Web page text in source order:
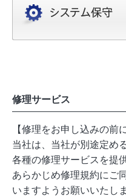
修理サービス
【修理をお申し込みの前に
当社は、当社が別途定め
各種の修理サービスを提
あらかじめ修理規約にご
いますようお願いいたし